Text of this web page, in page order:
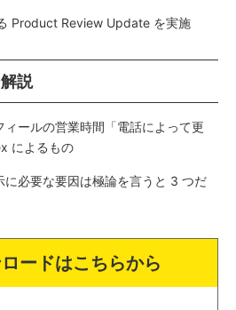
Product Review Update を実施
説
ールの営業時間「電話によって更
によるもの
に必要な要因は極論を言うと 3 つだ
ードはこちらから